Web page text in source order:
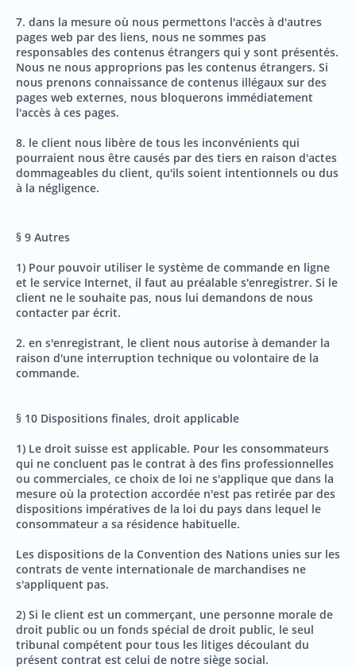
7. dans la mesure où nous permettons l'accès à d'autres
pages web par des liens, nous ne sommes pas
responsables des contenus étrangers qui y sont présentés.
Nous ne nous approprions pas les contenus étrangers. Si
nous prenons connaissance de contenus illégaux sur des
pages web externes, nous bloquerons immédiatement
l'accès à ces pages.
8. le client nous libère de tous les inconvénients qui
pourraient nous être causés par des tiers en raison d'actes
dommageables du client, qu'ils soient intentionnels ou dus
à la négligence.
§ 9 Autres
1) Pour pouvoir utiliser le système de commande en ligne
et le service Internet, il faut au préalable s'enregistrer. Si le
client ne le souhaite pas, nous lui demandons de nous
contacter par écrit.
2. en s'enregistrant, le client nous autorise à demander la
raison d'une interruption technique ou volontaire de la
commande.
§ 10 Dispositions finales, droit applicable
1) Le droit suisse est applicable. Pour les consommateurs
qui ne concluent pas le contrat à des fins professionnelles
ou commerciales, ce choix de loi ne s'applique que dans la
mesure où la protection accordée n'est pas retirée par des
dispositions impératives de la loi du pays dans lequel le
consommateur a sa résidence habituelle.
Les dispositions de la Convention des Nations unies sur les
contrats de vente internationale de marchandises ne
s'appliquent pas.
2) Si le client est un commerçant, une personne morale de
droit public ou un fonds spécial de droit public, le seul
tribunal compétent pour tous les litiges découlant du
présent contrat est celui de notre siège social.